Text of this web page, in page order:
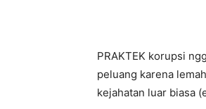
PRAKTEK korupsi
peluang karena
kejahatan luar biasa